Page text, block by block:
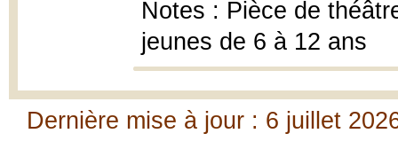
Notes : Pièce de
jeunes de 6 à 12 ans
Dernière mise à jour : 6 juillet